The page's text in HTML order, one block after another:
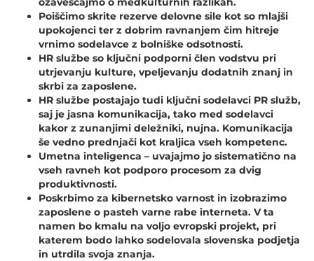
Poiščimo skrite rezerve delovne sile kot so mlajši
upokojenci ter z dobrim ravnanjem čim hitreje
vrnimo sodelavce z bolniške odsotnosti.
HR službe so ključni podporni člen vodstvu pri
utrjevanju kulture, vpeljevanju dodatnih znanj in
skrbi za zaposlene.
HR službe postajajo tudi ključni sodelavci PR služb,
saj je jasna komunikacija, tako med sodelavci
kakor z zunanjimi deležniki, nujna. Komunikacija
še vedno prednjači kot kraljica vseh kompetenc.
Umetna inteligenca – uvajajmo jo sistematično na
vseh ravneh kot podporo procesom za dvig
produktivnosti.
Poskrbimo za kibernetsko varnost in izobrazimo
zaposlene o pasteh varne rabe interneta. V ta
namen bo kmalu na voljo evropski projekt, pri
katerem bodo lahko sodelovala slovenska podjetja
in utrdila svoja znanja.